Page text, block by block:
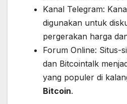
Kanal Telegram:
digunakan untuk
pergerakan harga
Forum Online: Situs-
dan Bitcointalk
yang populer di
Bitcoin.